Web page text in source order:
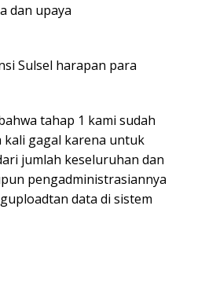
dan upaya
Sulsel harapan para
tahap 1 kami sudah
kali gagal karena untuk
jumlah keseluruhan dan
pengadministrasiannya
data di sistem